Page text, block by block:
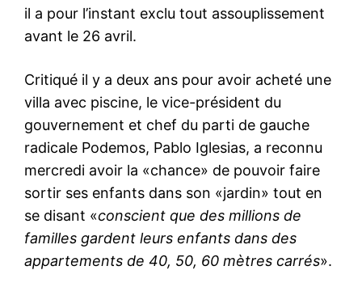
il a pour l’instant exclu tout assouplissement
avant le 26 avril.
Critiqué il y a deux ans pour avoir acheté une
villa avec piscine, le vice-président du
gouvernement et chef du parti de gauche
radicale Podemos, Pablo Iglesias, a reconnu
mercredi avoir la «chance» de pouvoir faire
sortir ses enfants dans son «jardin» tout en
se disant «conscient que des millions de
familles gardent leurs enfants dans des
appartements de 40, 50, 60 mètres carrés».